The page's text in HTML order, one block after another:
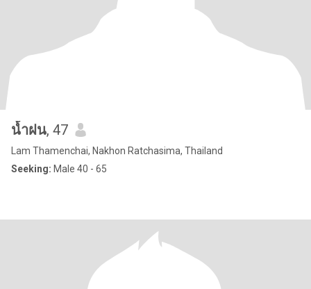
น้ำฝน, 47
Lam Thamenchai, Nakhon Ratchasima, Thailand
Seeking: Male 40 - 65